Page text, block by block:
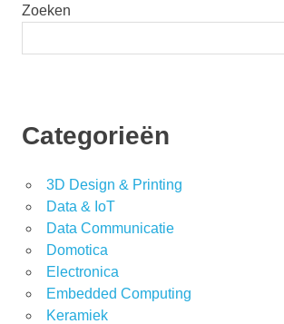
Zoeken
Categorieën
3D Design & Printing
Data & IoT
Data Communicatie
Domotica
Electronica
Embedded Computing
Keramiek